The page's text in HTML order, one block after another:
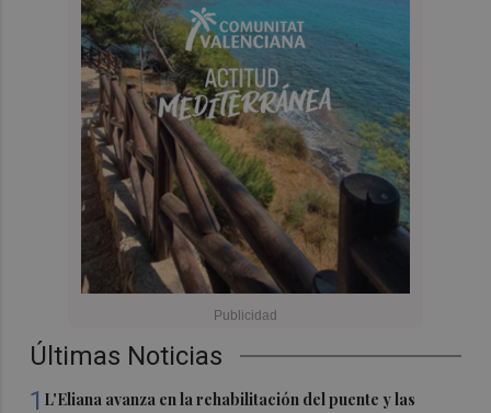
Últimas Noticias
1 L'Eliana avanza en la rehabilitación del puente y las